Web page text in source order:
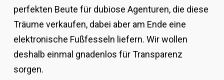
perfekten Beute für dubiose Agenturen, die diese
Träume verkaufen, dabei aber am Ende eine
elektronische Fußfesseln liefern. Wir wollen
deshalb einmal gnadenlos für Transparenz
sorgen.